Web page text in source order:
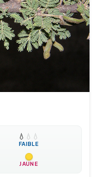
💧 💧 💧
FAIBLE
JAUNE